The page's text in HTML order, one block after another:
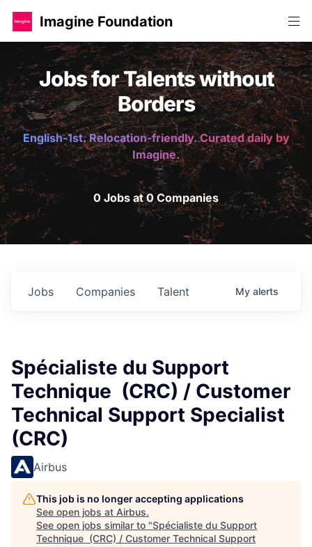
Imagine Foundation
Jobs for Talents without
Borders
English-1st. Relocation-friendly. Curated daily by
Imagine.
0 Jobs at 0 Companies
Jobs Companies Talent My alerts
Spécialiste du Support
Technique (CRC) / Customer
Technical Support Specialist
(CRC)
Airbus
This job is no longer accepting applications
See open jobs at Airbus.
See open jobs similar to "Spécialiste du Support
Technique (CRC) / Customer Technical Support